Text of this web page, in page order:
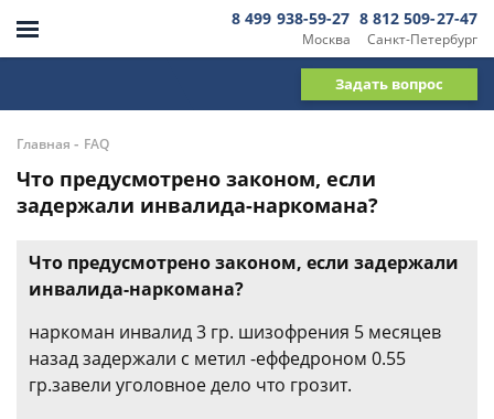
Москва
8 499 938-59-27
Санкт-Петербург
8 812 509-27-47
Задать вопрос
Главная - FAQ
Что предусмотрено законом, если
задержали инвалида-наркомана?
Что предусмотрено законом, если задержали
инвалида-наркомана?
наркоман инвалид 3 гр. шизофрения 5 месяцев
назад задержали с метил -еффедроном 0.55
гр.завели уголовное дело что грозит.